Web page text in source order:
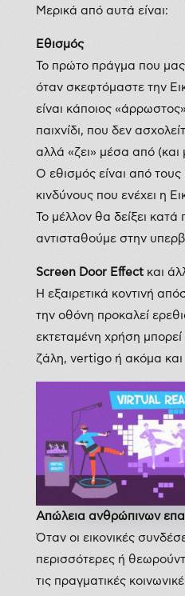
Μερικά από αυτά είναι:
Εθισμός
Το πρώτο πράγμα που
όταν σκεφτόμαστε την
είναι κάποιος
παιχνίδι, που δεν
αλλά «ζει» μέσα από (και
Ο εθισμός είναι από
κινδύνους που ενέχει η
Το μέλλον θα δείξει
αντισταθούμε στην
Screen Door Effectκαι
Η εξαιρετικά κοντινή
την οθόνη προκαλεί
εκτεταμένη χρήση
ζάλη, vertigo ή ακόμα
Απώλεια ανθρώπινων
Όταν οι εικονικές
περισσότερες ή
τις πραγματικές